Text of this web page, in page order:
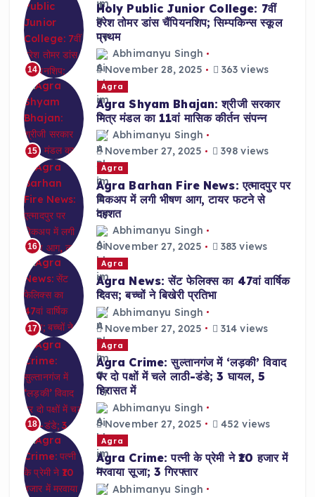
14
Holy Public Junior College: 7वीं
हरेश तोमर डांस चैंपियनशिप; सिम्पकिन्स स्कूल
प्रथम
Abhimanyu Singh
November 28, 2025
363 views
15
Agra
Agra Shyam Bhajan: श्रीजी सरकार
मित्र मंडल का 11वां मासिक कीर्तन संपन्न
Abhimanyu Singh
November 27, 2025
398 views
16
Agra
Agra Barhan Fire News: एत्मादपुर पर
पिकअप में लगी भीषण आग, टायर फटने से
दहशत
Abhimanyu Singh
November 27, 2025
383 views
17
Agra
Agra News: सेंट फेलिक्स का 47वां वार्षिक
दिवस; बच्चों ने बिखेरी प्रतिभा
Abhimanyu Singh
November 27, 2025
314 views
18
Agra
Agra Crime: सुल्तानगंज में ‘लड़की’ विवाद
पर दो पक्षों में चले लाठी-डंडे; 3 घायल, 5
हिरासत में
Abhimanyu Singh
November 27, 2025
452 views
Agra
Agra Crime: पत्नी के प्रेमी ने ₹10 हजार में
मरवाया सूजा; 3 गिरफ्तार
Abhimanyu Singh